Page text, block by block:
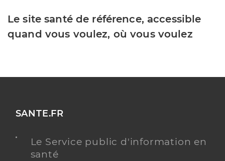
Le site santé de référence, accessible
quand vous voulez, où vous voulez
SANTE.FR
Le Service public d'information en
santé